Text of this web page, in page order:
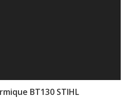
BT130 STIHL